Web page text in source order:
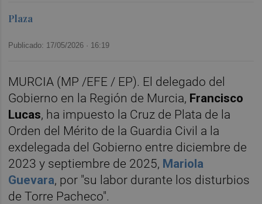
Plaza
Publicado: 17/05/2026 · 16:19
MURCIA (MP /EFE / EP). El delegado del
Gobierno en la Región de Murcia, Francisco
Lucas, ha impuesto la Cruz de Plata de la
Orden del Mérito de la Guardia Civil a la
exdelegada del Gobierno entre diciembre de
2023 y septiembre de 2025, Mariola
Guevara, por "su labor durante los disturbios
de Torre Pacheco".